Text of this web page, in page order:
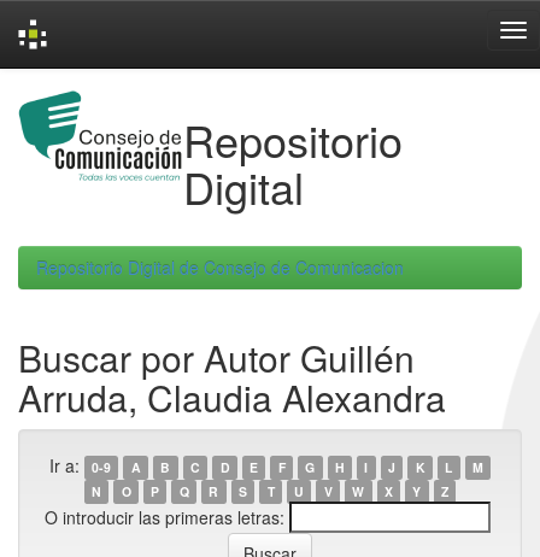
navigation
Repositorio
Digital
Repositorio Digital de Consejo de Comunicacion
Buscar por Autor Guillén
Arruda, Claudia Alexandra
Ir a: 0-9 A B C D E F G H I J K L
M
N
O P Q R S T U V W X Y Z
O introducir las primeras letras: